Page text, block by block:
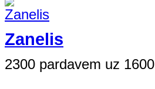
Zanelis
2300 pardavem uz 1600